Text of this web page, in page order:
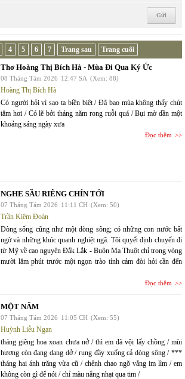
4 5 6 7 Trang sau Trang cuối
Thơ Hoàng Thị Bích Hà - Mùa Đi Qua Ký Ức
08 Tháng Tám 2026 12:47 SA (Xem: 88)
Hoàng Thị Bích Hà
Có người hỏi vì sao ta biền biệt / Đã bao mùa không thấy chút
tăm hơi / Có lẽ bởi tháng năm rong ruỗi quá / Bụi mờ dần một
khoảng sáng ngày xưa
Đọc thêm
NGHE SẦU RIÊNG CHÍN TỚI
07 Tháng Tám 2026 11:11 CH (Xem: 50)
Trần Kiêm Đoàn
Dòng sống cũng như một dòng sông; có những con nước bất
ngờ và những khúc quanh nghiệt ngã. Tôi quyết định chuyến đi
từ Mỹ về cao nguyên Đắk Lắk - Buôn Ma Thuột chỉ trong vòng
mười lăm phút trước một ngọn trào tỉnh cảm đòi hỏi cần đến
Đọc thêm
MỘT NĂM
07 Tháng Tám 2026 11:05 CH (Xem: 55)
Huỳnh Liễu Ngạn
tháng giêng hoa xoan chưa nở / thì em đã vội lấy chồng / mùi
hương còn đang dang dở / rụng đầy xuống cả dòng sông / ***
tháng hai ánh trăng vừa cũ / chênh chao ngõ vắng im lìm / em
không còn gì để nói / chỉ màu nắng nhạt qua tim /